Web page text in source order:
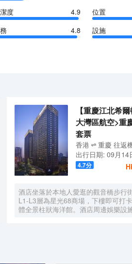
度
4.9 位置
4.8 設施
【重慶江北希
大灣區航空>重
套票
香港 重慶 往返
出行日期: 09月14
4.7分
酒店坐落於本地人愛逛的觀音橋步行
L1-L3層為星光68商場，下樓即可打
體全景柱狀海洋館。酒店周邊娛樂設